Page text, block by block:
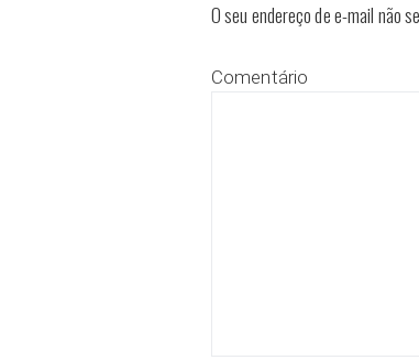
O seu endereço de e-mail não
Comentário